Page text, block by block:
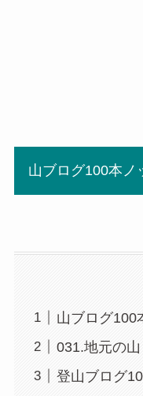
山ブログ100本ノ
山ブログ100
031.地元の
登山ブログ